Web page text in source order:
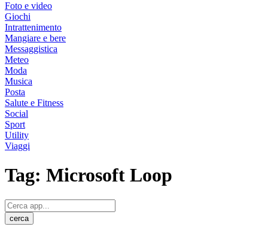
Foto e video
Giochi
Intrattenimento
Mangiare e bere
Messaggistica
Meteo
Moda
Musica
Posta
Salute e Fitness
Social
Sport
Utility
Viaggi
Tag: Microsoft Loop